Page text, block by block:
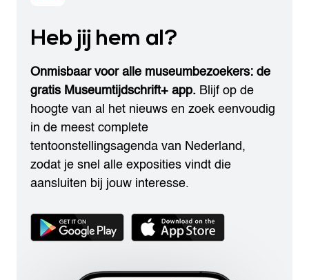
Heb jij hem al?
Onmisbaar voor alle museumbezoekers: de
gratis Museumtijdschrift+ app. Blijf op de
hoogte van al het nieuws en zoek eenvoudig
in de meest complete
tentoonstellingsagenda van Nederland,
zodat je snel alle exposities vindt die
aansluiten bij jouw interesse.